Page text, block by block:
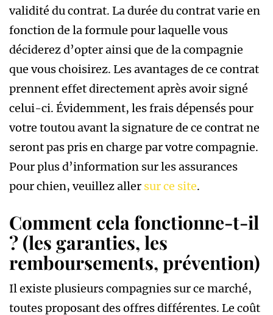
validité du contrat. La durée du contrat varie en
fonction de la formule pour laquelle vous
déciderez d’opter ainsi que de la compagnie
que vous choisirez. Les avantages de ce contrat
prennent effet directement après avoir signé
celui-ci. Évidemment, les frais dépensés pour
votre toutou avant la signature de ce contrat ne
seront pas pris en charge par votre compagnie.
Pour plus d’information sur les assurances
pour chien, veuillez aller sur ce site.
Comment cela fonctionne-t-il
? (les garanties, les
remboursements, prévention)
Il existe plusieurs compagnies sur ce marché,
toutes proposant des offres différentes. Le coût